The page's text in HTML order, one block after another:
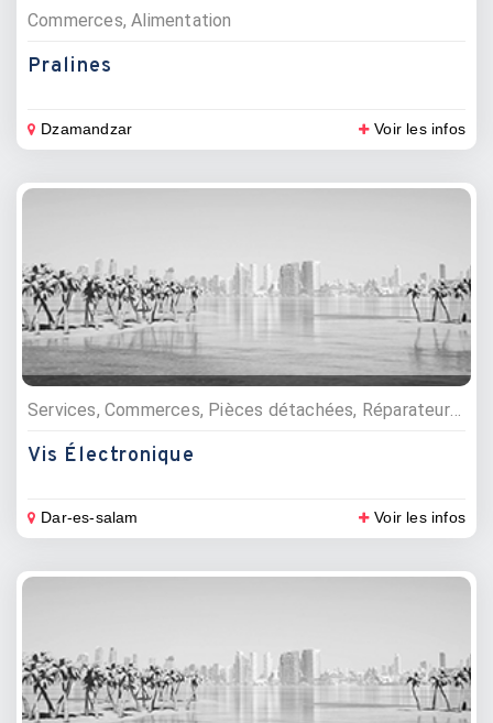
Commerces, Alimentation
Pralines
Dzamandzar Voir les infos
Services, Commerces, Pièces détachées, Réparateurs multimédia, Electricité et électronique
Vis Électronique
Dar-es-salam Voir les infos